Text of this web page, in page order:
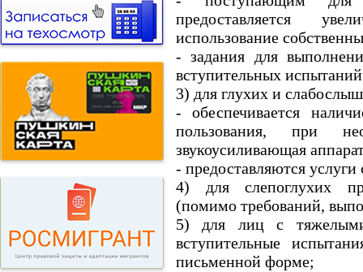
предоставляется
использование
- задания для
вступительных
3) для глухих и
- обеспечивается
пользования, при
звукоусиливающая
- предоставляются услуги
4) для слепоглухих
(помимо требований,
5) для лиц с
вступительные
письменной форме;